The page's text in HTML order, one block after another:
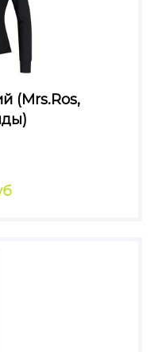
(Mrs.Ros,